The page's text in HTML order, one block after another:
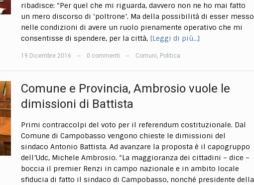
ribadisce: “Per quel che mi riguarda, davvero non ne ho mai fatto
un mero discorso di ‘poltrone’. Ma della possibilità di esser messo
nelle condizioni di avere un ruolo pienamente operativo che mi
consentisse di spendere, per la città, [Leggi di più…]
19 Dicembre 2016 — 0 commenti — Comuni, Politica
Comune e Provincia, Ambrosio vuole le
dimissioni di Battista
Primi contraccolpi del voto per il referendum costituzionale. Dal
Comune di Campobasso vengono chieste le dimissioni del
sindaco Antonio Battista. Ad avanzare la proposta è il capogruppo
dell’Udc, Michele Ambrosio. “La maggioranza dei cittadini – dice –
boccia il premier Renzi in campo nazionale e in ambito locale
sfiducia di fatto il sindaco di Campobasso, nonché presidente della